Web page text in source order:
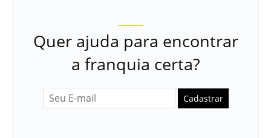
Quer ajuda para encontrar
a franquia certa?
Cadastrar